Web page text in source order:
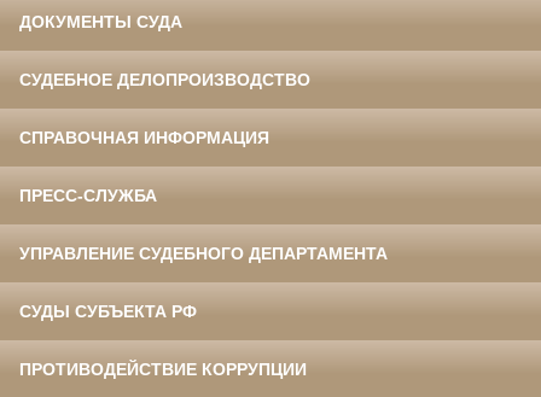
ДОКУМЕНТЫ СУДА
СУДЕБНОЕ ДЕЛОПРОИЗВОДСТВО
СПРАВОЧНАЯ ИНФОРМАЦИЯ
ПРЕСС-СЛУЖБА
УПРАВЛЕНИЕ СУДЕБНОГО ДЕПАРТАМЕНТА
СУДЫ СУБЪЕКТА РФ
ПРОТИВОДЕЙСТВИЕ КОРРУПЦИИ